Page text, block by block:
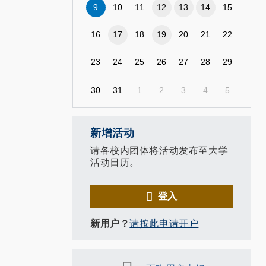
9 10 11 12 13 14 15
16 17 18 19 20 21 22
23 24 25 26 27 28 29
30 31 1 2 3 4 5
新增活动
请各校内团体将活动发布至大学
活动日历。
登入
新用户？请按此申请开户